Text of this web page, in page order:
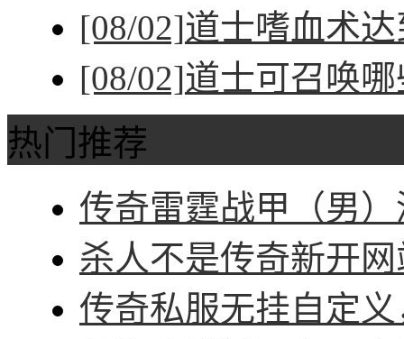
[08/02]道士嗜血术
[08/02]道士可召唤
热门推荐
传奇雷霆战甲（男
杀人不是传奇新开
传奇私服无挂自定